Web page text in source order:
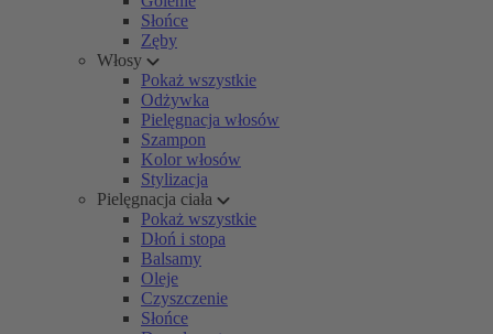
Słońce
Zęby
Włosy
Pokaż wszystkie
Odżywka
Pielęgnacja włosów
Szampon
Kolor włosów
Stylizacja
Pielęgnacja ciała
Pokaż wszystkie
Dłoń i stopa
Balsamy
Oleje
Czyszczenie
Słońce